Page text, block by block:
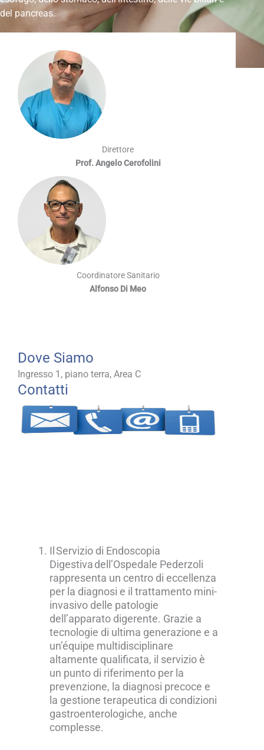
del pancreas.
Direttore
Prof. Angelo Cerofolini
Coordinatore Sanitario
Alfonso Di Meo
Dove Siamo
Ingresso 1, piano terra, Area C
Contatti
Il Servizio di Endoscopia
Digestiva dell’Ospedale Pederzoli
rappresenta un centro di eccellenza
per la diagnosi e il trattamento mini-
invasivo delle patologie
dell’apparato digerente. Grazie a
tecnologie di ultima generazione e a
un’équipe multidisciplinare
altamente qualificata, il servizio è
un punto di riferimento per la
prevenzione, la diagnosi precoce e
la gestione terapeutica di condizioni
gastroenterologiche, anche
complesse.